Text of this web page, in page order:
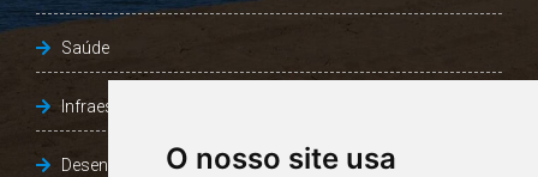
O nosso site usa
Saúde
Infraestrutura, Agricultura e Meio Ambiente
Desenvolvimento Social